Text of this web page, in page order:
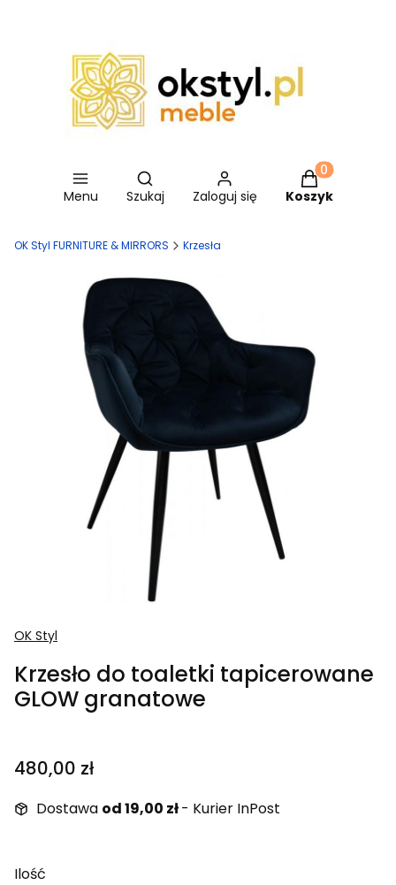
Menu
Otwórz wyszukiwarkę
Szukaj Zaloguj się
Produkty w
Koszyk
OK Styl FURNITURE & MIRRORS Krzesła
OK Styl
Krzesło do toaletki tapicerowane
GLOW granatowe
Cena
480,00 zł
Dostawa od 19,00 zł- Kurier InPost
Ilość